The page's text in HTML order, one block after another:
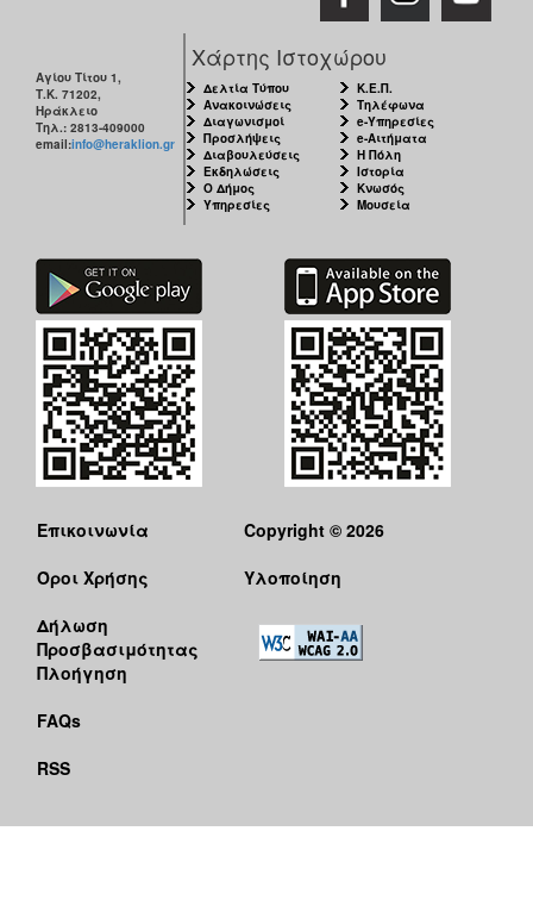
Αγίου Τίτου 1,
Τ.Κ. 71202,
Ηράκλειο
Τηλ.: 2813-409000
email:info@heraklion.gr
Χάρτης Ιστοχώρου
Δελτία Τύπου
Ανακοινώσεις
Διαγωνισμοί
Προσλήψεις
Διαβουλεύσεις
Εκδηλώσεις
Ο Δήμος
Υπηρεσίες
Κ.Ε.Π.
Τηλέφωνα
e-Υπηρεσίες
e-Αιτήματα
Η Πόλη
Ιστορία
Κνωσός
Μουσεία
Επικοινωνία
Όροι Χρήσης
Δήλωση
Προσβασιμότητας
Πλοήγηση
FAQs
RSS
Copyright © 2026
Υλοποίηση